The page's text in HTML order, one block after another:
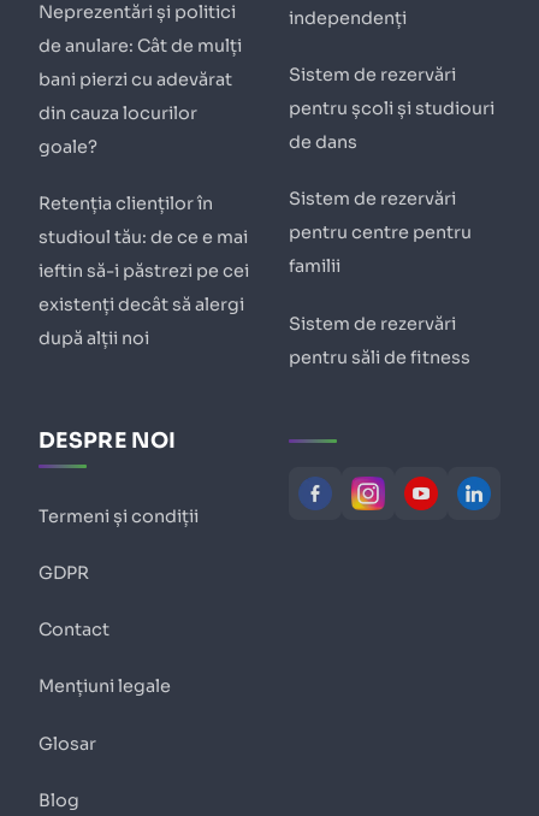
Neprezentări și politici
de anulare: Cât de mulți
bani pierzi cu adevărat
din cauza locurilor
goale?
Retenția clienților în
studioul tău: de ce e mai
ieftin să-i păstrezi pe cei
existenți decât să alergi
după alții noi
independenți
Sistem de rezervări
pentru școli și studiouri
de dans
Sistem de rezervări
pentru centre pentru
familii
Sistem de rezervări
pentru săli de fitness
DESPRE NOI
Termeni și condiții
GDPR
Contact
Mențiuni legale
Glosar
Blog